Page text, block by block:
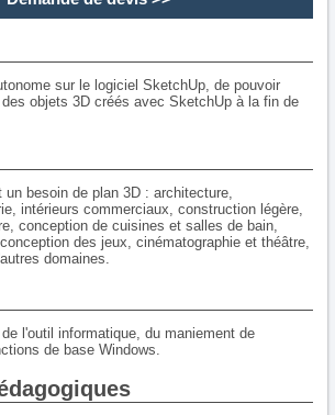
sur le logiciel SketchUp, de pouvoir
objets 3D créés avec SketchUp à la fin de
un besoin de plan 3D : architecture,
intérieurs commerciaux, construction légère,
conception de cuisines et salles de bain,
des jeux, cinématographie et théâtre,
domaines.
l'outil informatique, du maniement de
de base Windows.